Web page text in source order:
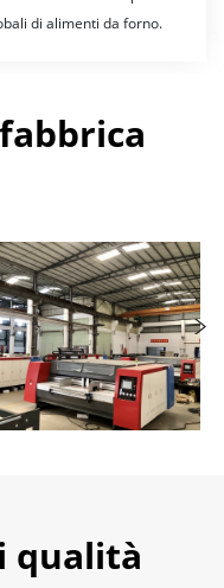
di alimenti da forno.
qualità